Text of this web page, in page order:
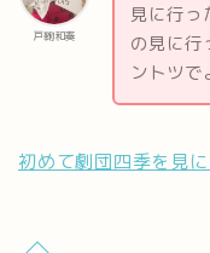
戸鞠和奏
見に行っ
の見に行
ントツで
初めて劇団四季を見